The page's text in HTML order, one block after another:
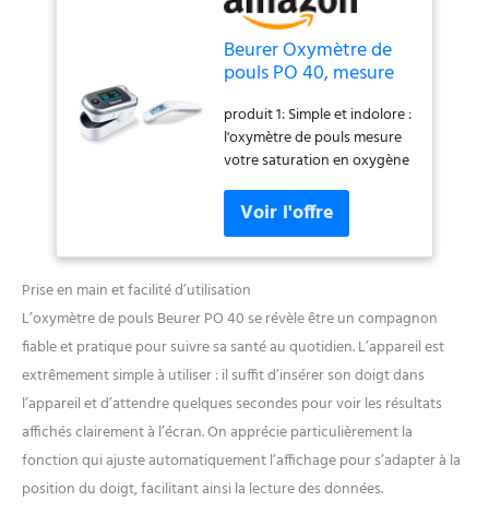
Beurer Oxymètre de
pouls PO 40, mesure
oxygène (SpO₂), de la
fréquence cardiaque
(pouls) et de l'indice
de perfusion &
Thermomètre clinique
FT 90, thermomètre
clinique infrarouge
produit 1: Simple et indolore :
l'oxymètre de pouls mesure
votre saturation en oxygène
(SpO2), votre fréquence
cardiaque (fréquence du
pouls), ainsi que votre indice
de perfusion (PI), une prise
pour cela - Précision
cliniquement validée pour
une utilisation à domicile
produit 1: Affichage de
symboles en cas de mesure
agitée : En cas de mesure
instable, un symbole en
forme de point
d'interrogation s'affiche sur
Prise en main et facilité d’utilisation
L’oxymètre de pouls Beurer PO 40 se révèle être un compagnon
fiable et pratique pour suivre sa santé au quotidien. L’appareil est
extrêmement simple à utiliser : il suffit d’insérer son doigt dans
l’appareil et d’attendre quelques secondes pour voir les résultats
affichés clairement à l’écran. On apprécie particulièrement la
fonction qui ajuste automatiquement l’affichage pour s’adapter à la
position du doigt, facilitant ainsi la lecture des données.